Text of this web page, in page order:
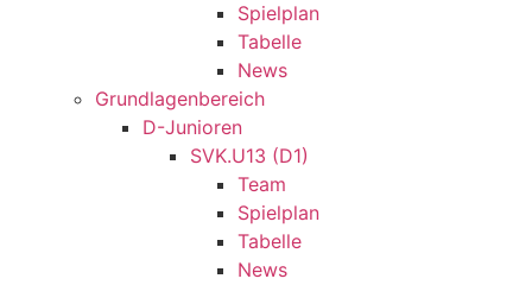
Spielplan
Tabelle
News
Grundlagenbereich
D-Junioren
SVK.U13 (D1)
Team
Spielplan
Tabelle
News